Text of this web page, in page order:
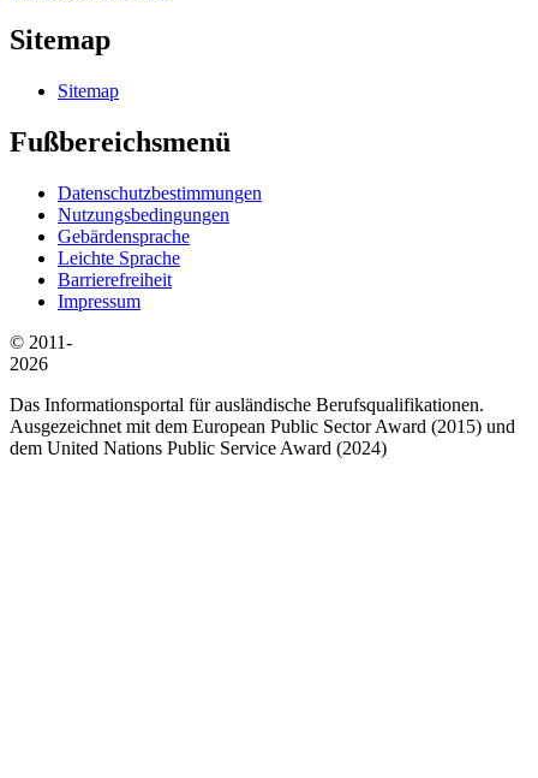
Sitemap
Sitemap
Fußbereichsmenü
Datenschutzbestimmungen
Nutzungsbedingungen
Gebärdensprache
Leichte Sprache
Barrierefreiheit
Impressum
© 2011-
2026
Das Informationsportal für ausländische Berufsqualifikationen.
Ausgezeichnet mit dem European Public Sector Award (2015) und
dem United Nations Public Service Award (2024)